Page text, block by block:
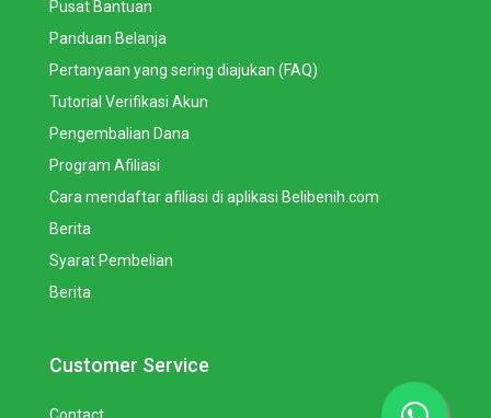
Pusat Bantuan
Panduan Belanja
Pertanyaan yang sering diajukan (FAQ)
Tutorial Verifikasi Akun
Pengembalian Dana
Program Afiliasi
Cara mendaftar afiliasi di aplikasi Belibenih.com
Berita
Syarat Pembelian
Berita
Customer Service